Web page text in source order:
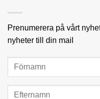
Prenumerera på vårt
nyheter till din mail